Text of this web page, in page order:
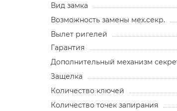
Вид замка
Возможность замены мех.секр.
Вылет ригелей
Гарантия
Дополнительный механизм
Защелка
Количество ключей
Количество точек запирания